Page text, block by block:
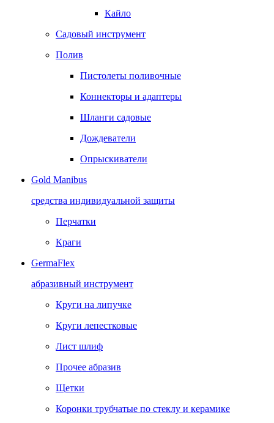
Кайло
Садовый инструмент
Полив
Пистолеты поливочные
Коннекторы и адаптеры
Шланги садовые
Дождеватели
Опрыскиватели
Gold Manibus
средства индивидуальной защиты
Перчатки
Краги
GermaFlex
абразивный инструмент
Круги на липучке
Круги лепестковые
Лист шлиф
Прочее абразив
Щетки
Коронки трубчатые по стеклу и керамике